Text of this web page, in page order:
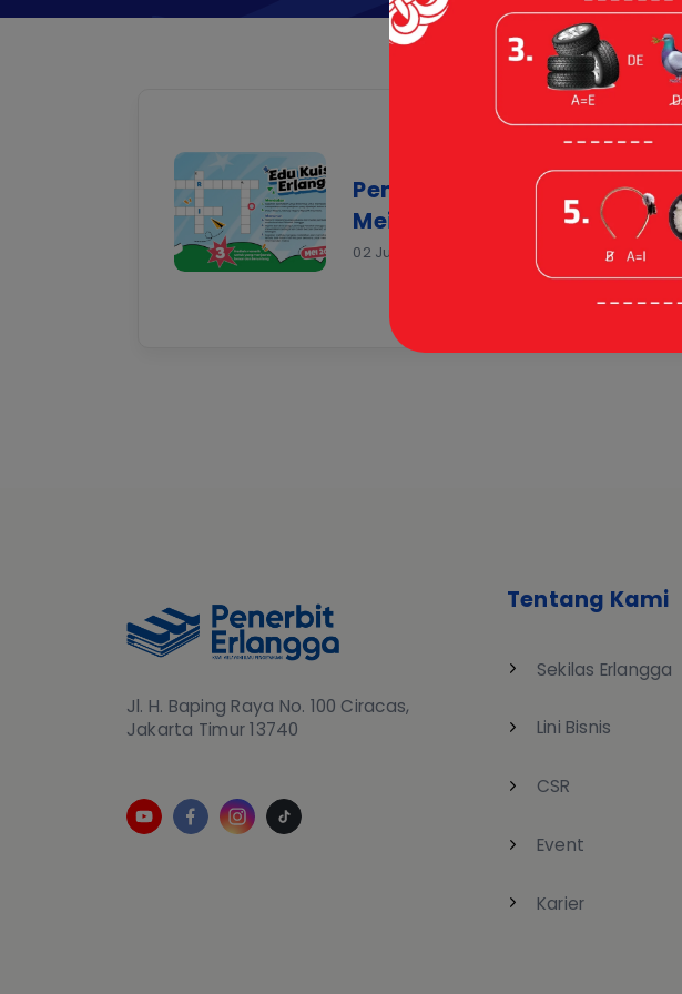
Pemenang Edu Kuis Website
Mei 2026
02 Jun 2026 |
Jl. H. Baping Raya No. 100 Ciracas,
Jakarta Timur 13740
Tentang Kami
Sekilas Erlangga
Lini Bisnis
CSR
Event
Karier